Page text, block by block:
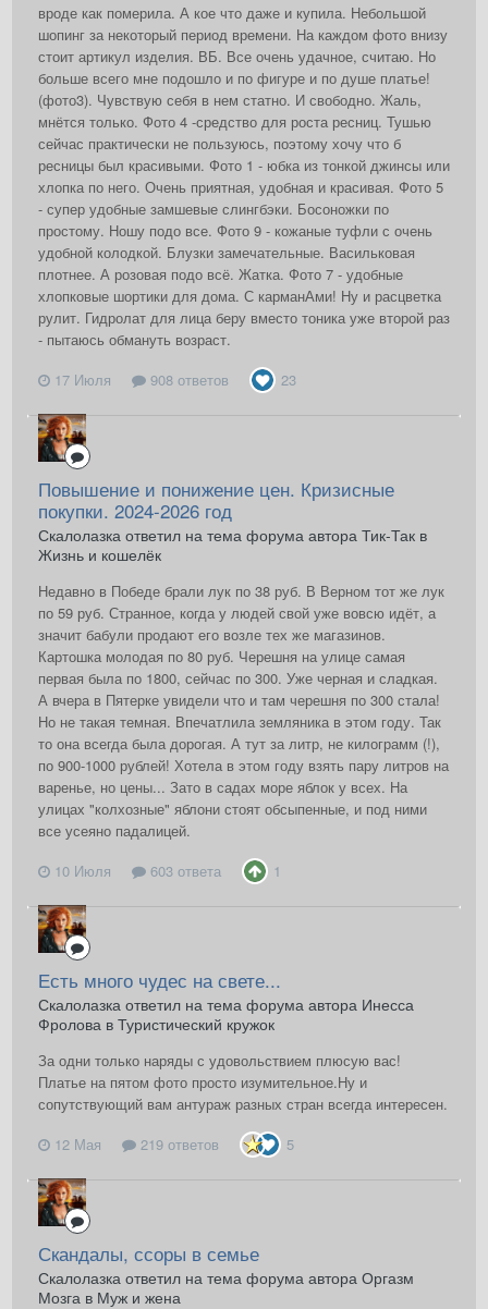
вроде как померила. А кое что даже и купила. Небольшой
шопинг за некоторый период времени. На каждом фото внизу
стоит артикул изделия. ВБ. Все очень удачное, считаю. Но
больше всего мне подошло и по фигуре и по душе платье!
(фото3). Чувствую себя в нем статно. И свободно. Жаль,
мнётся только. Фото 4 -средство для роста ресниц. Тушью
сейчас практически не пользуюсь, поэтому хочу что б
ресницы был красивыми. Фото 1 - юбка из тонкой джинсы или
хлопка по него. Очень приятная, удобная и красивая. Фото 5
- супер удобные замшевые слингбэки. Босоножки по
простому. Ношу подо все. Фото 9 - кожаные туфли с очень
удобной колодкой. Блузки замечательные. Васильковая
плотнее. А розовая подо всё. Жатка. Фото 7 - удобные
хлопковые шортики для дома. С карманАми! Ну и расцветка
рулит. Гидролат для лица беру вместо тоника уже второй раз
- пытаюсь обмануть возраст.
17 Июля
908 ответов 23
Повышение и понижение цен. Кризисные
покупки. 2024-2026 год
Скалолазка ответил на тема форума автора Тик-Так в
Жизнь и кошелёк
Недавно в Победе брали лук по 38 руб. В Верном тот же лук
по 59 руб. Странное, когда у людей свой уже вовсю идёт, а
значит бабули продают его возле тех же магазинов.
Картошка молодая по 80 руб. Черешня на улице самая
первая была по 1800, сейчас по 300. Уже черная и сладкая.
А вчера в Пятерке увидели что и там черешня по 300 стала!
Но не такая темная. Впечатлила земляника в этом году. Так
то она всегда была дорогая. А тут за литр, не килограмм (!),
по 900-1000 рублей! Хотела в этом году взять пару литров на
варенье, но цены... Зато в садах море яблок у всех. На
улицах "колхозные" яблони стоят обсыпенные, и под ними
все усеяно падалицей.
10 Июля
603 ответа 1
Есть много чудес на свете...
Скалолазка ответил на тема форума автора Инесса
Фролова в Туристический кружок
За одни только наряды с удовольствием плюсую вас!
Платье на пятом фото просто изумительное.Ну и
сопутствующий вам антураж разных стран всегда интересен.
12 Мая
219 ответов 5
Скандалы, ссоры в семье
Скалолазка ответил на тема форума автора Оргазм
Мозга в Муж и жена